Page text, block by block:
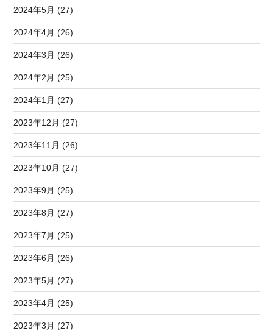
2024年5月 (27)
2024年4月 (26)
2024年3月 (26)
2024年2月 (25)
2024年1月 (27)
2023年12月 (27)
2023年11月 (26)
2023年10月 (27)
2023年9月 (25)
2023年8月 (27)
2023年7月 (25)
2023年6月 (26)
2023年5月 (27)
2023年4月 (25)
2023年3月 (27)